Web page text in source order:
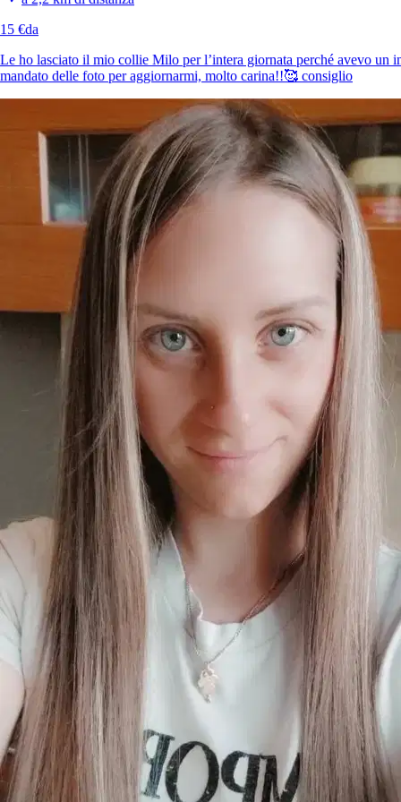
È più facile cercare i pet sitter nell’app
Scarica l’app Sittsy
15 €da
Le ho lasciato il mio collie Milo per l’intera giornata perché avevo un
mandato delle foto per aggiornarmi, molto carina!!🥰 consiglio